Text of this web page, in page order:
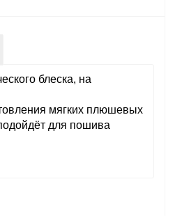
блеска, на
мягких плюшевых
для пошива